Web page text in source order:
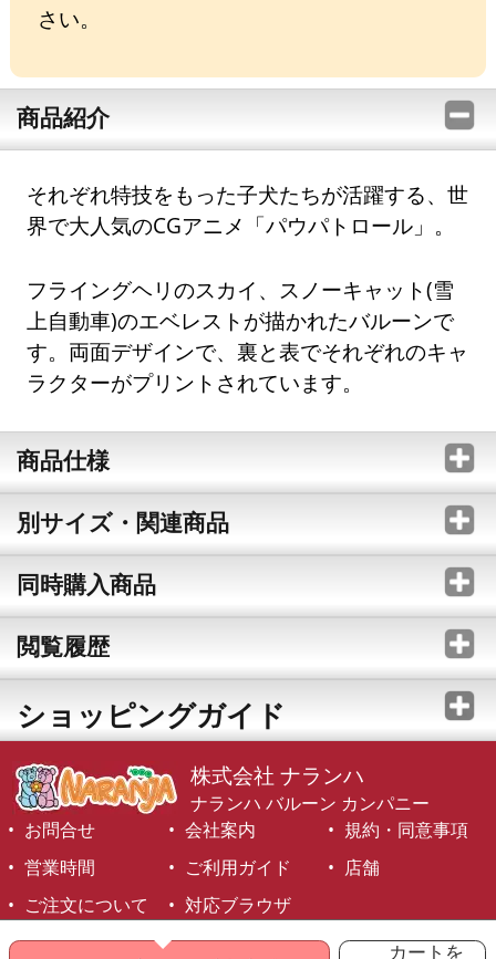
カートを
さい。
商品紹介
それぞれ特技をもった子犬たちが活躍する、世
界で大人気のCGアニメ「パウパトロール」。
フライングヘリのスカイ、スノーキャット(雪
上自動車)のエベレストが描かれたバルーンで
す。両面デザインで、裏と表でそれぞれのキャ
ラクターがプリントされています。
商品仕様
別サイズ・関連商品
同時購入商品
閲覧履歴
ショッピングガイド
株式会社 ナランハ
ナランハ バルーン カンパニー
お問合せ
会社案内
規約・同意事項
営業時間
ご利用ガイド
店舗
ご注文について
対応ブラウザ
©1999-2026 NARANJA Inc. All Rights Reserved.